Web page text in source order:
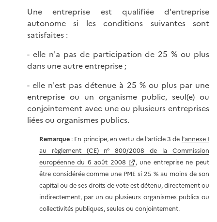
Une entreprise est qualifiée d'entreprise
autonome si les conditions suivantes sont
satisfaites :
- elle n'a pas de participation de 25 % ou plus
dans une autre entreprise ;
- elle n'est pas détenue à 25 % ou plus par une
entreprise ou un organisme public, seul(e) ou
conjointement avec une ou plusieurs entreprises
liées ou organismes publics.
Remarque: En principe, en vertu de l'article 3 de l'annexe I
au règlement (CE) n° 800/2008 de la Commission
européenne du 6 août 2008
, une entreprise ne peut
être considérée comme une PME si 25 % au moins de son
capital ou de ses droits de vote est détenu, directement ou
indirectement, par un ou plusieurs organismes publics ou
collectivités publiques, seules ou conjointement.